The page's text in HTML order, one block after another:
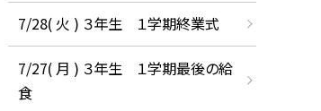
7/28( 火 ) ３年生 １学期終業式
7/27( 月 ) ３年生 １学期最後の給
食